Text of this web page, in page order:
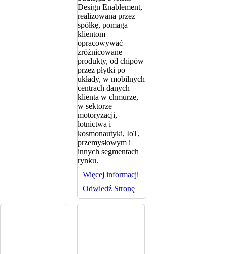
Design Enablement,
realizowana przez
spółkę, pomaga
klientom
opracowywać
zróżnicowane
produkty, od chipów
przez płytki po
układy, w mobilnych
centrach danych
klienta w chmurze,
w sektorze
motoryzacji,
lotnictwa i
kosmonautyki, IoT,
przemysłowym i
innych segmentach
rynku.
Więcej informacji
Odwiedź Stronę